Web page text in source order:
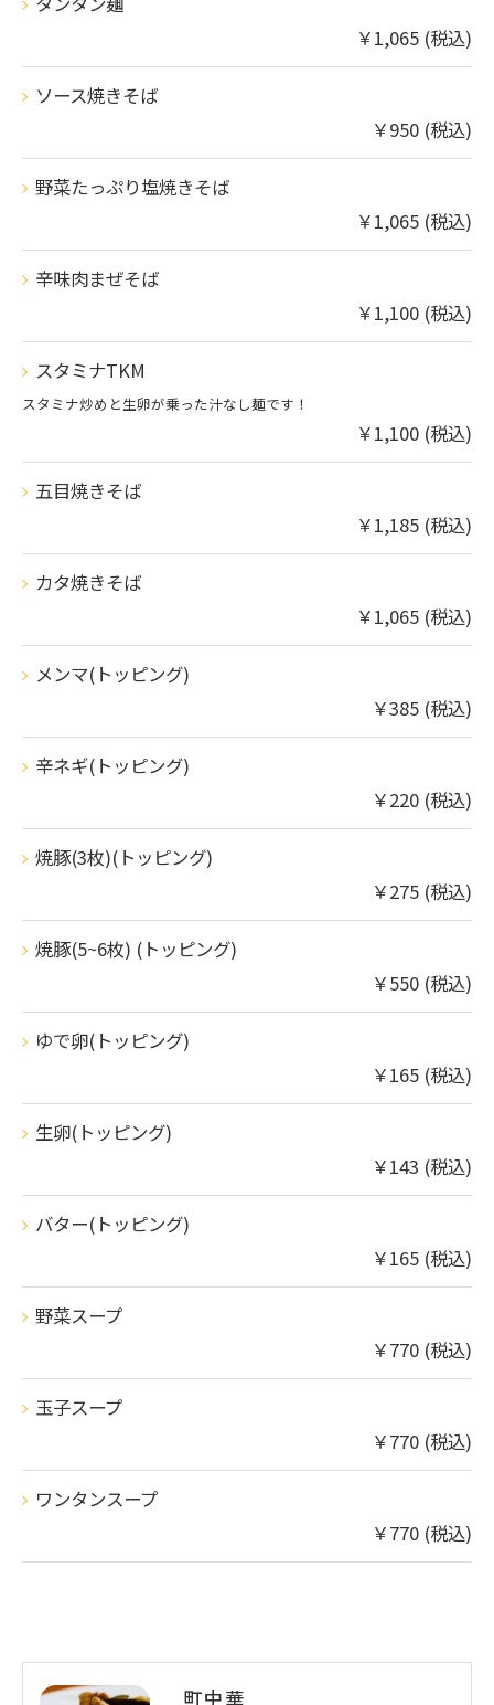
￥1,065 (税込)
ソース焼きそば
￥950 (税込)
野菜たっぷり塩焼きそば
￥1,065 (税込)
辛味肉まぜそば
￥1,100 (税込)
スタミナTKM
スタミナ炒めと生卵が乗った汁なし麺です！
￥1,100 (税込)
五目焼きそば
￥1,185 (税込)
カタ焼きそば
￥1,065 (税込)
メンマ(トッピング)
￥385 (税込)
辛ネギ(トッピング)
￥220 (税込)
焼豚(3枚)(トッピング)
￥275 (税込)
焼豚(5~6枚) (トッピング)
￥550 (税込)
ゆで卵(トッピング)
￥165 (税込)
生卵(トッピング)
￥143 (税込)
バター(トッピング)
￥165 (税込)
野菜スープ
￥770 (税込)
玉子スープ
￥770 (税込)
ワンタンスープ
￥770 (税込)
町中華